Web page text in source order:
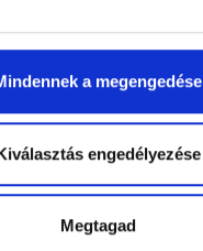
a megengedése
engedélyezése
Megtagad